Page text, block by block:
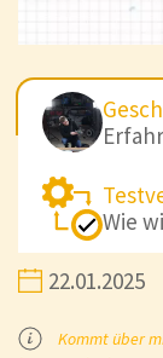
Wie
22.01.2025
Kommt über